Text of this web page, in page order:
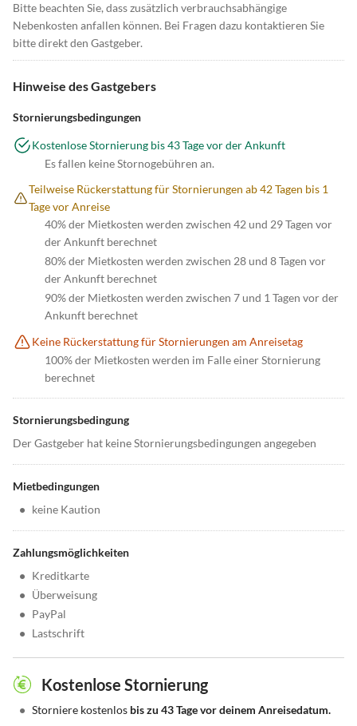
Bitte beachten Sie, dass zusätzlich verbrauchsabhängige
Nebenkosten anfallen können. Bei Fragen dazu kontaktieren Sie
bitte direkt den Gastgeber.
Hinweise des Gastgebers
Stornierungsbedingungen
Kostenlose Stornierung bis 43 Tage vor der Ankunft
Es fallen keine Stornogebühren an.
Teilweise Rückerstattung für Stornierungen ab 42 Tagen bis 1
Tage vor Anreise
40% der Mietkosten werden zwischen 42 und 29 Tagen vor
der Ankunft berechnet
80% der Mietkosten werden zwischen 28 und 8 Tagen vor
der Ankunft berechnet
90% der Mietkosten werden zwischen 7 und 1 Tagen vor der
Ankunft berechnet
Keine Rückerstattung für Stornierungen am Anreisetag
100% der Mietkosten werden im Falle einer Stornierung
berechnet
Stornierungsbedingung
Der Gastgeber hat keine Stornierungsbedingungen angegeben
Mietbedingungen
• keine Kaution
Zahlungsmöglichkeiten
• Kreditkarte
• Überweisung
• PayPal
• Lastschrift
Kostenlose Stornierung
• Storniere kostenlos bis zu 43 Tage vor deinem Anreisedatum.